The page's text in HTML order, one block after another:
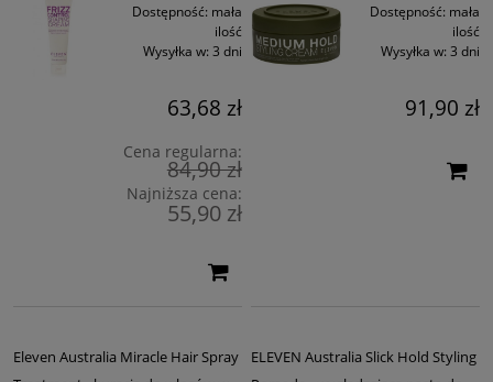
Dostępność: mała
ilość
Wysyłka w: 3 dni
63,68 zł
Cena regularna:
84,90 zł
Najniższa cena:
55,90 zł
Dostępność: mała
ilość
Wysyłka w: 3 dni
91,90 zł
Eleven Australia Miracle Hair Spray
ELEVEN Australia Slick Hold Styling